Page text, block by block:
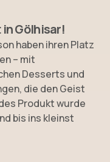
Gölhisar!
haben ihren Platz
– mit
Desserts und
die den Geist
Produkt wurde
bis ins kleinst